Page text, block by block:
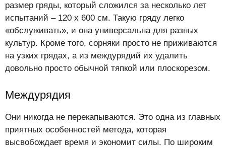
размер гряды, который сложился за несколько лет
испытаний – 120 х 600 см. Такую гряду легко
«обслуживать», и она универсальна для разных
культур. Кроме того, сорняки просто не приживаются
на узких грядах, а из междурядий их удалить
довольно просто обычной тяпкой или плоскорезом.
Междурядия
Они никогда не перекапываются. Это одна из главных
приятных особенностей метода, которая
высвобождает время и экономит силы. По широким